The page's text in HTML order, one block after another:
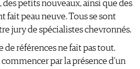
petits nouveaux, ainsi que des
fait peau neuve. Tous se sont
jury de spécialistes chevronnés.
de références ne fait pas tout.
par la présence d’un